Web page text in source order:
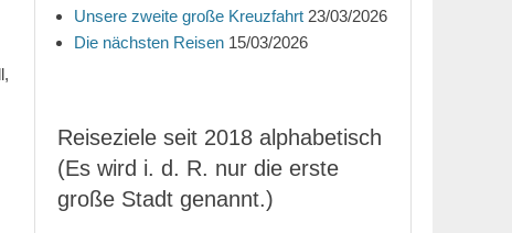
Unsere zweite große Kreuzfahrt 23/03/2026
Die nächsten Reisen 15/03/2026
Reiseziele seit 2018 alphabetisch
(Es wird i. d. R. nur die erste
große Stadt genannt.)